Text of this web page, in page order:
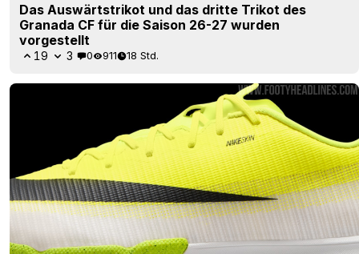
Das Auswärtstrikot und das dritte Trikot des
Granada CF für die Saison 26-27 wurden
vorgestellt
19 3 0 911 18 Std.